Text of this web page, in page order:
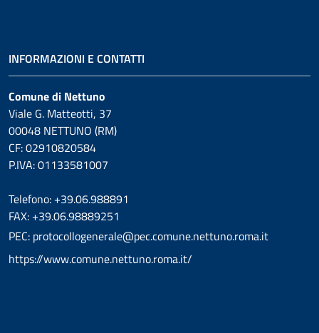
INFORMAZIONI E CONTATTI
Comune di Nettuno
Viale G. Matteotti, 37
00048 NETTUNO (RM)
CF: 02910820584
P.IVA: 01133581007
Telefono: +39.06.988891
FAX: +39.06.98889251
PEC: protocollogenerale@pec.comune.nettuno.roma.it
https://www.comune.nettuno.roma.it/